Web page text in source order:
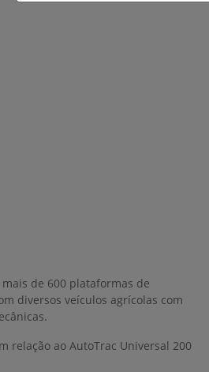
de 600 plataformas de
diversos veículos agrícolas com
relação ao AutoTrac Universal 200